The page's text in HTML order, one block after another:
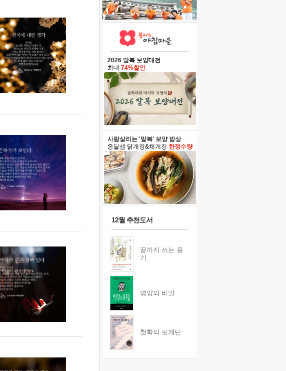
2026 말복 보양대전
최대 74%할인
사람살리는 '말복' 보양 밥상
옹달샘 닭개장&채개장 한정수량
12월 추천도서
끝까지 쓰는 용
기
영양의 비밀
철학의 뒷계단